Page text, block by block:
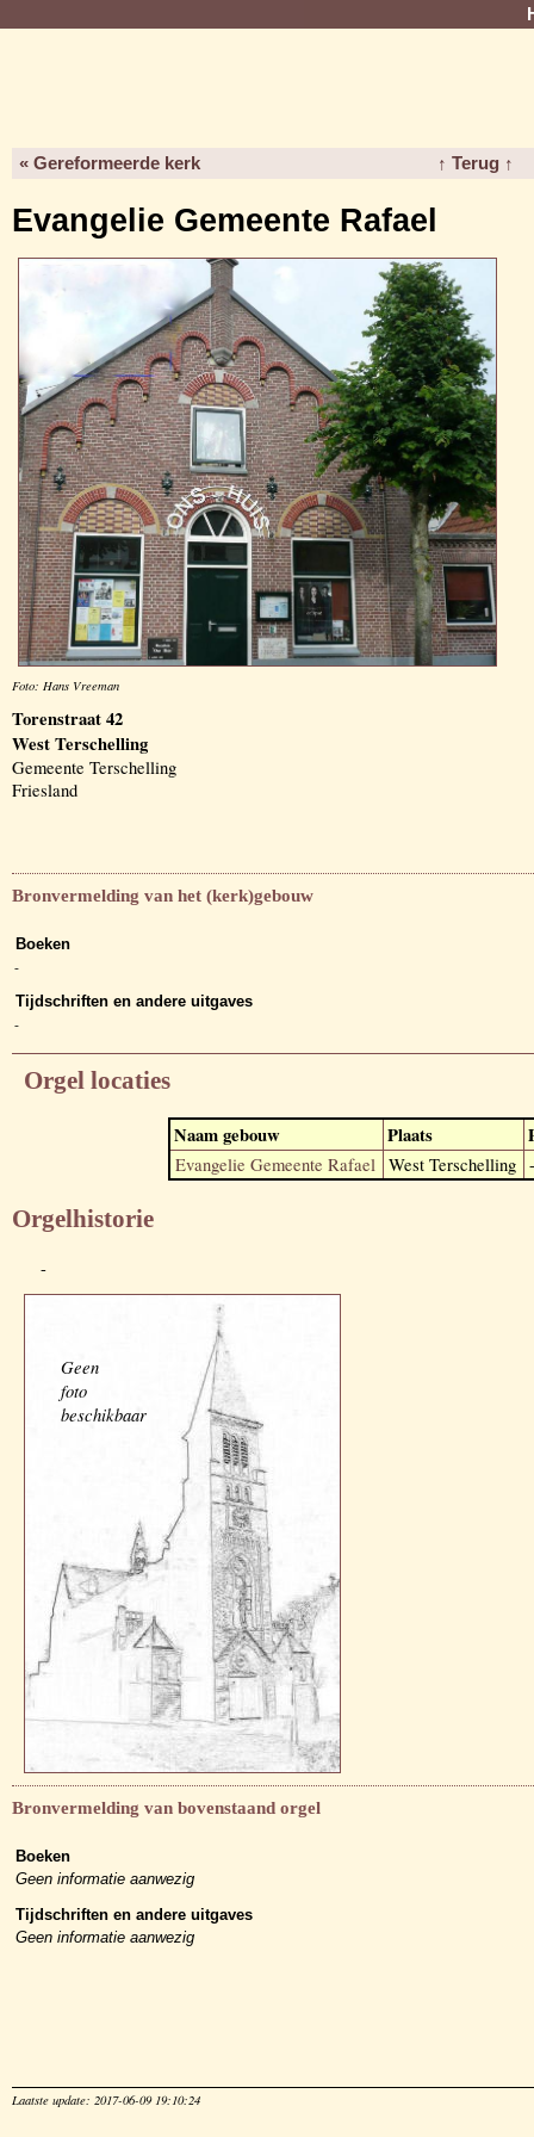
« Gereformeerde kerk ↑ Terug ↑
Evangelie Gemeente Rafael
Foto: Hans Vreeman
Torenstraat 42
West Terschelling
Gemeente Terschelling
Friesland
Bronvermelding van het (kerk)gebouw
Boeken
-
Tijdschriften en andere uitgaves
-
Orgel locaties
Naam gebouw Plaats
Evangelie Gemeente Rafael West Terschelling -
Orgelhistorie
-
Geen
foto
beschikbaar
Bronvermelding van bovenstaand orgel
Boeken
Geen informatie aanwezig
Tijdschriften en andere uitgaves
Geen informatie aanwezig
Laatste update: 2017-06-09 19:10:24